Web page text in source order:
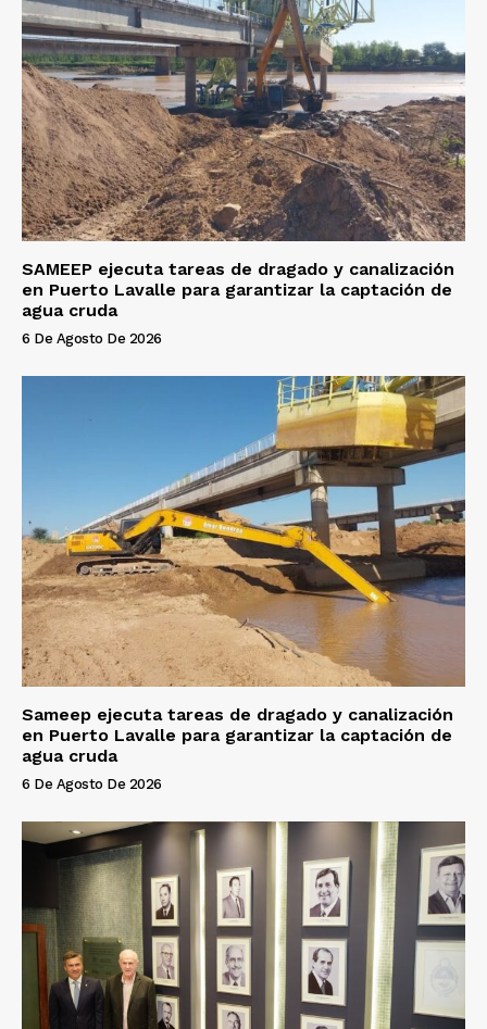
SAMEEP ejecuta tareas de dragado y canalización
en Puerto Lavalle para garantizar la captación de
agua cruda
6 De Agosto De 2026
Sameep ejecuta tareas de dragado y canalización
en Puerto Lavalle para garantizar la captación de
agua cruda
6 De Agosto De 2026